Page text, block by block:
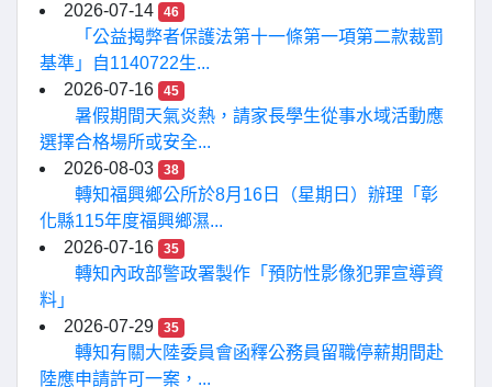
2026-07-14
46
「公益揭弊者保護法第十一條第一項第二款裁罰
基準」自1140722生...
2026-07-16
45
暑假期間天氣炎熱，請家長學生從事水域活動應
選擇合格場所或安全...
2026-08-03
38
轉知福興鄉公所於8月16日（星期日）辦理「彰
化縣115年度福興鄉濕...
2026-07-16
35
轉知內政部警政署製作「預防性影像犯罪宣導資
料」
2026-07-29
35
轉知有關大陸委員會函釋公務員留職停薪期間赴
陸應申請許可一案，...